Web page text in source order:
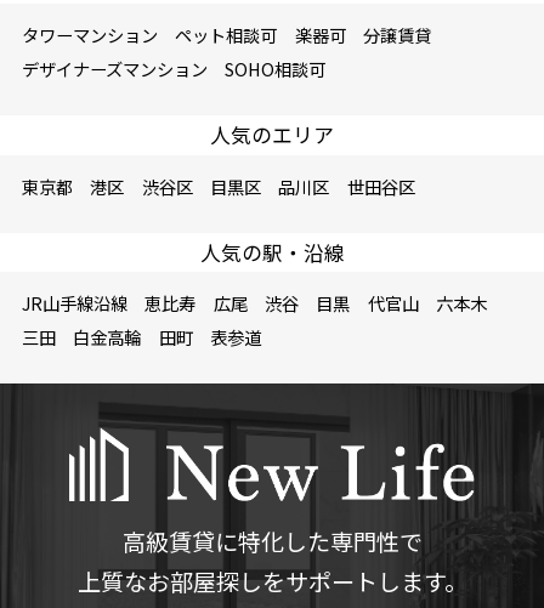
タワーマンション ペット相談可 楽器可
分譲賃貸
デザイナーズマンション
SOHO相談可
人気のエリア
東京都 港区 渋谷区 目黒区 品川区 世田谷区
人気の駅・沿線
JR山手線沿線 恵比寿 広尾 渋谷 目黒 代官山
六本木
三田
白金高輪 田町 表参道
高級賃貸に特化した専門性で
上質なお部屋探しをサポートします。